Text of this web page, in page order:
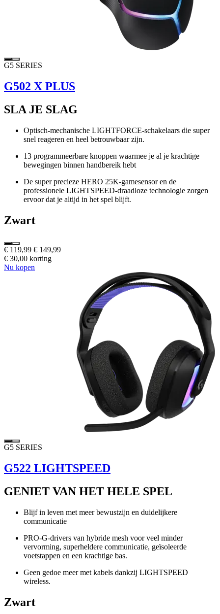
G5 SERIES
G502 X PLUS
SLA JE SLAG
Optisch-mechanische LIGHTFORCE-schakelaars die super
snel reageren en heel betrouwbaar zijn.
13 programmeerbare knoppen waarmee je al je krachtige
bewegingen binnen handbereik hebt
De super precieze HERO 25K-gamesensor en de
professionele LIGHTSPEED-draadloze technologie zorgen
ervoor dat je altijd in het spel blijft.
Zwart
€ 119,99 € 149,99
€ 30,00 korting
Nu kopen
G5 SERIES
G522 LIGHTSPEED
GENIET VAN HET HELE SPEL
Blijf in leven met meer bewustzijn en duidelijkere
communicatie
PRO-G-drivers van hybride mesh voor veel minder
vervorming, superheldere communicatie, geïsoleerde
voetstappen en een krachtige bas.
Geen gedoe meer met kabels dankzij LIGHTSPEED
wireless.
Zwart